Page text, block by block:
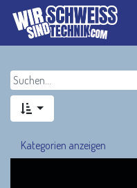
Kategorien anzeigen